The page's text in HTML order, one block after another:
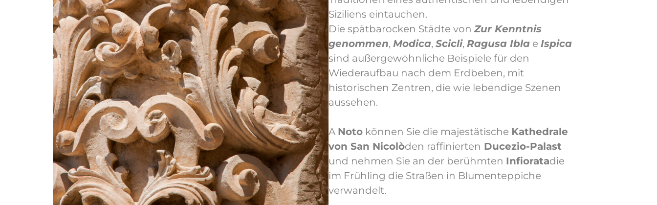
Siziliens eintauchen.
Die spätbarocken Städte vonZur Kenntnis
genommen, Modica, Scicli, Ragusa Iblae Ispica
sind außergewöhnliche Beispiele für den
Wiederaufbau nach dem Erdbeben, mit
historischen Zentren, die wie lebendige Szenen
aussehen.
A Notokönnen Sie die majestätische Kathedrale
von San Nicolòden raffinierten Ducezio-Palast
und nehmen Sie an der berühmten Infioratadie
im Frühling die Straßen in Blumenteppiche
verwandelt.